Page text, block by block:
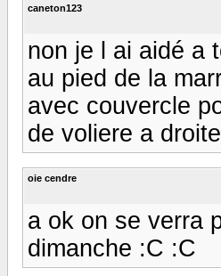
caneton123
non je l ai aidé a
au pied de la
avec couvercle
de voliere a
oie cendre
a ok on se verra
dimanche :C :C